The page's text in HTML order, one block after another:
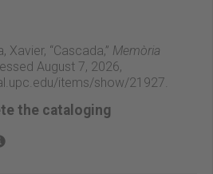
Xavier, “Cascada,” Memòria
August 7, 2026,
items/show/21927
the cataloging